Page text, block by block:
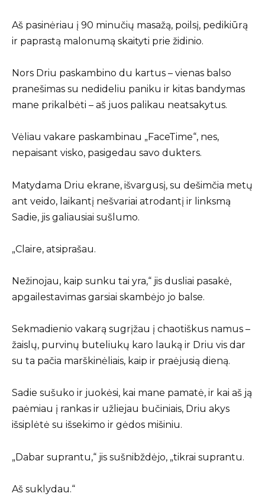
Aš pasinėriau į 90 minučių masažą, poilsį, pedikiūrą
ir paprastą malonumą skaityti prie židinio.
Nors Driu paskambino du kartus – vienas balso
pranešimas su nedideliu paniku ir kitas bandymas
mane prikalbėti – aš juos palikau neatsakytus.
Vėliau vakare paskambinau „FaceTime“, nes,
nepaisant visko, pasigedau savo dukters.
Matydama Driu ekrane, išvargusį, su dešimčia metų
ant veido, laikantį nešvariai atrodantį ir linksmą
Sadie, jis galiausiai sušlumo.
„Claire, atsiprašau.
Nežinojau, kaip sunku tai yra,“ jis dusliai pasakė,
apgailestavimas garsiai skambėjo jo balse.
Sekmadienio vakarą sugrįžau į chaotiškus namus –
žaislų, purvinų buteliukų karo lauką ir Driu vis dar
su ta pačia marškinėliais, kaip ir praėjusią dieną.
Sadie sušuko ir juokėsi, kai mane pamatė, ir kai aš ją
paėmiau į rankas ir užliejau bučiniais, Driu akys
išsiplėtė su išsekimo ir gėdos mišiniu.
„Dabar suprantu,“ jis sušnibždėjo, „tikrai suprantu.
Aš suklydau.“